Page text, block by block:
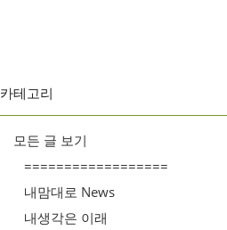
카테고리
모든 글 보기
==================
내맘대로 News
내생각은 이래